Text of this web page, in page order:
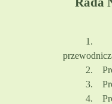
1.
2.
3.
4.